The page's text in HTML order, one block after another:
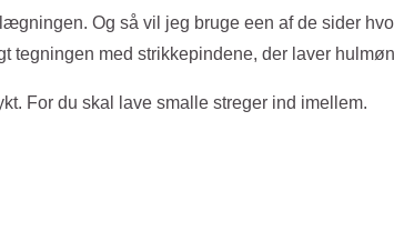
Og så vil jeg bruge een af de sider
tegningen med strikkepindene, der laver
For du skal lave smalle streger ind imellem.